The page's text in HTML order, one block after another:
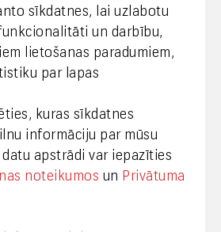
sīkdatnes, lai uzlabotu
un darbību,
lietošanas paradumiem,
par lapas
kuras sīkdatnes
informāciju par mūsu
apstrādi var iepazīties
noteikumos un Privātuma
radio un televīzijas centrs,